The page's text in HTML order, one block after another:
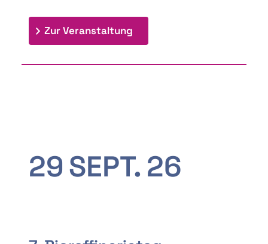
Zur Veranstaltung
29SEPT. 26